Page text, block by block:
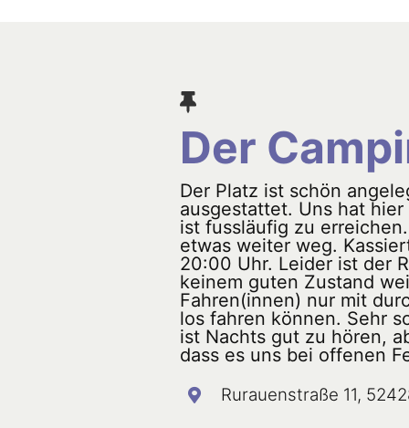
Der
Der Platz ist schön
ausgestattet. Uns hat
ist fussläufig zu
etwas weiter weg.
20:00 Uhr. Leider ist der
keinem guten Zustand
Fahren(innen) nur mit
los fahren können. Sehr
ist Nachts gut zu hören,
dass es uns bei offenen
Rurauenstraße 11,